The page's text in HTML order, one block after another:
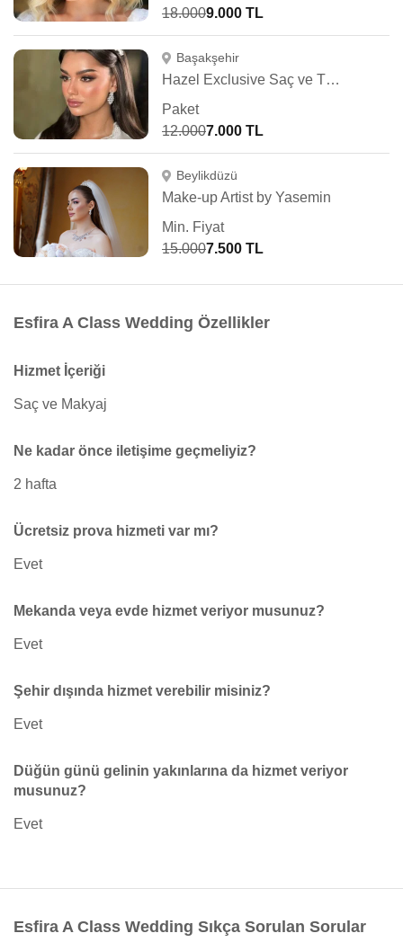
18.0009.000 TL
Başakşehir
Hazel Exclusive Saç ve Türban Tasarım
Paket
12.0007.000 TL
Beylikdüzü
Make-up Artist by Yasemin
Min. Fiyat
15.0007.500 TL
Esfira A Class Wedding Özellikler
Hizmet İçeriği
Saç ve Makyaj
Ne kadar önce iletişime geçmeliyiz?
2 hafta
Ücretsiz prova hizmeti var mı?
Evet
Mekanda veya evde hizmet veriyor musunuz?
Evet
Şehir dışında hizmet verebilir misiniz?
Evet
Düğün günü gelinin yakınlarına da hizmet veriyor
musunuz?
Evet
Esfira A Class Wedding Sıkça Sorulan Sorular